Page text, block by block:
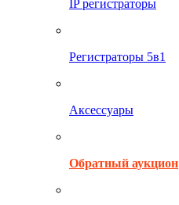
IP регистраторы
Регистраторы 5в1
Аксессуары
Обратный аукцион